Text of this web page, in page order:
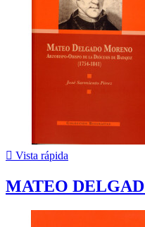
 Vista rápida
MATEO